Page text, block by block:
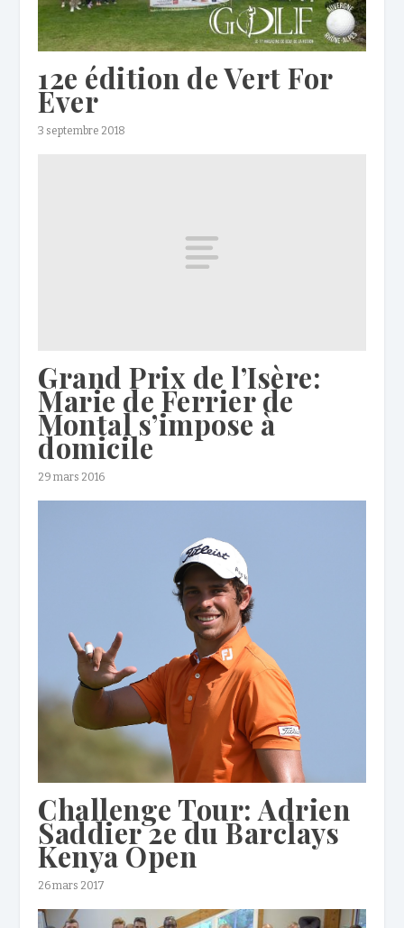
12e édition de Vert For
Ever
3 septembre 2018
Grand Prix de l’Isère:
Marie de Ferrier de
Montal s’impose à
domicile
29 mars 2016
Challenge Tour: Adrien
Saddier 2e du Barclays
Kenya Open
26 mars 2017